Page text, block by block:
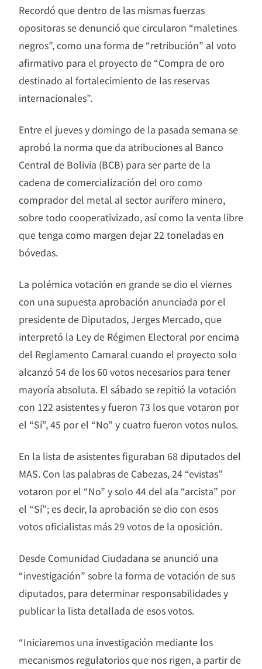
Recordó que dentro de las mismas fuerzas
opositoras se denunció que circularon “maletines
negros”, como una forma de “retribución” al voto
afirmativo para el proyecto de “Compra de oro
destinado al fortalecimiento de las reservas
internacionales”.
Entre el jueves y domingo de la pasada semana se
aprobó la norma que da atribuciones al Banco
Central de Bolivia (BCB) para ser parte de la
cadena de comercialización del oro como
comprador del metal al sector aurífero minero,
sobre todo cooperativizado, así como la venta libre
que tenga como margen dejar 22 toneladas en
bóvedas.
La polémica votación en grande se dio el viernes
con una supuesta aprobación anunciada por el
presidente de Diputados, Jerges Mercado, que
interpretó la Ley de Régimen Electoral por encima
del Reglamento Camaral cuando el proyecto solo
alcanzó 54 de los 60 votos necesarios para tener
mayoría absoluta. El sábado se repitió la votación
con 122 asistentes y fueron 73 los que votaron por
el “Sí”, 45 por el “No” y cuatro fueron votos nulos.
En la lista de asistentes figuraban 68 diputados del
MAS. Con las palabras de Cabezas, 24 “evistas”
votaron por el “No” y solo 44 del ala “arcista” por
el “Sí”; es decir, la aprobación se dio con esos
votos oficialistas más 29 votos de la oposición.
Desde Comunidad Ciudadana se anunció una
“investigación” sobre la forma de votación de sus
diputados, para determinar responsabilidades y
publicar la lista detallada de esos votos.
“Iniciaremos una investigación mediante los
mecanismos regulatorios que nos rigen, a partir de